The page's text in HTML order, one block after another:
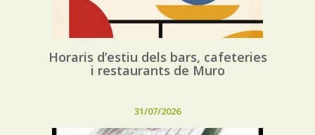
Horaris d’estiu dels bars, cafeteries
i restaurants de Muro
31/07/2026